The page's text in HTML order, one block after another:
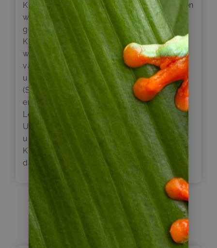
Küstenregion von San Juan de la Costa lernen
wir die lokalen Traditionen kennen und
genießen gleichzeitig die herrliche
Küstenlandschaft. Nach dem Mittag machen
wir eine Wanderung zu einem typischen
valdivianischen Regenwald. Hier treffen wir
unter anderem auf die Familie des Lonko
(Stammesführer), Carlos Paillamanque, und
erfahren mehr über die Kosmovision und
Lebensweise der Huilliche und Mapuche.
Unterwegs erkunden wir die dichten und fast
unberührten Regenwälder der chilenischen
Küstenlandschaft. Am Nachmittag geht es
dann wieder nach Puerto Varas zurück.
Tag